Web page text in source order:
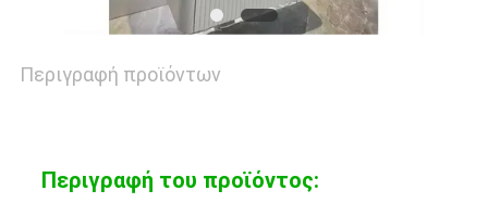
Περιγραφή προϊόντων
Περιγραφή του προϊόντος: